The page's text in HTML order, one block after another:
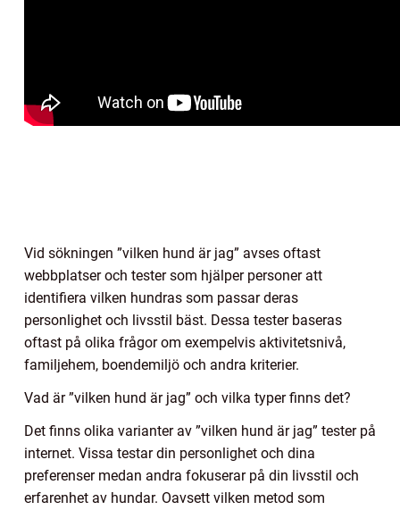
Vid sökningen ”vilken hund är jag” avses oftast
webbplatser och tester som hjälper personer att
identifiera vilken hundras som passar deras
personlighet och livsstil bäst. Dessa tester baseras
oftast på olika frågor om exempelvis aktivitetsnivå,
familjehem, boendemiljö och andra kriterier.
Vad är ”vilken hund är jag” och vilka typer finns det?
Det finns olika varianter av ”vilken hund är jag” tester på
internet. Vissa testar din personlighet och dina
preferenser medan andra fokuserar på din livsstil och
erfarenhet av hundar. Oavsett vilken metod som